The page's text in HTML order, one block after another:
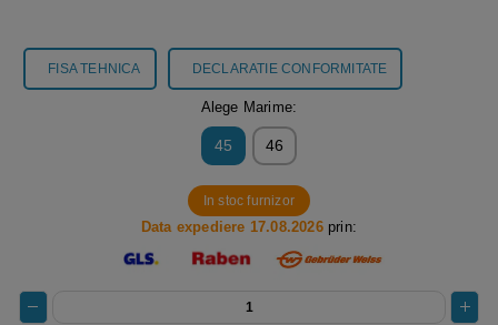
FISA TEHNICA DECLARATIE CONFORMITATE
Alege Marime:
45 46
In stoc furnizor
Data expediere 17.08.2026prin: